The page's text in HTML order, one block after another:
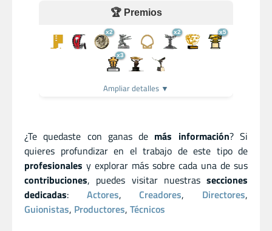
🏆 Premios
x2 x2 x5
x3
Ampliar detalles ▼
¿Te quedaste con ganas de más información? Si
quieres profundizar en el trabajo de este tipo de
profesionales y explorar más sobre cada una de sus
contribuciones, puedes visitar nuestras secciones
dedicadas: Actores,Creadores, Directores,
Guionistas, Productores, Técnicos